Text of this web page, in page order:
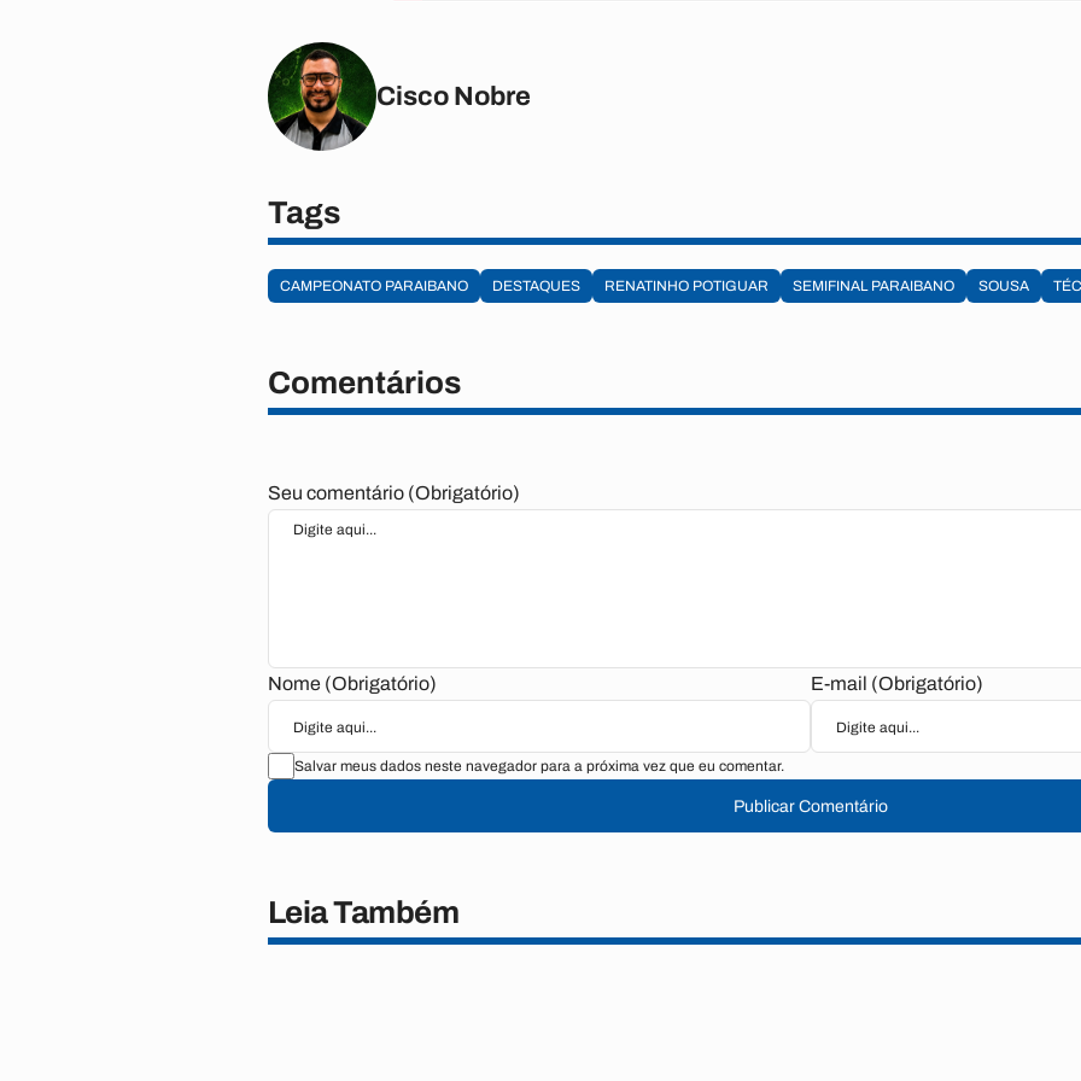
Cisco Nobre
Tags
CAMPEONATO PARAIBANO DESTAQUES RENATINHO POTIGUAR SEMIFINAL PARAIBANO SOUSA
Comentários
Seu comentário (Obrigatório)
Nome (Obrigatório) E-mail (Obrigatório)
Salvar meus dados neste navegador para a próxima vez que eu comentar.
Publicar Comentário
Leia Também